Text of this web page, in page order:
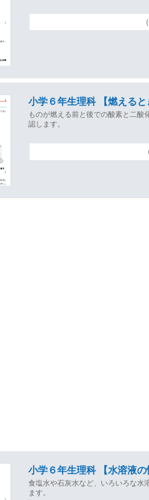
小学６年生理科 【燃える
ものが燃える前と後での酸素と二酸
認します。
小学６年生理科 【水溶液
食塩水や石灰水など、いろいろな水
ます。